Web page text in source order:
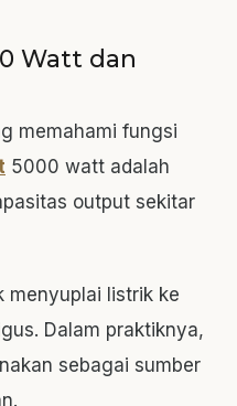
Watt dan
memahami fungsi
5000 watt adalah
output sekitar
menyuplai listrik ke
Dalam praktiknya,
sebagai sumber